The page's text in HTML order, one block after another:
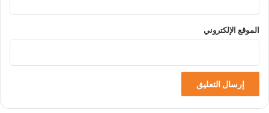
الموقع الإلكتروني